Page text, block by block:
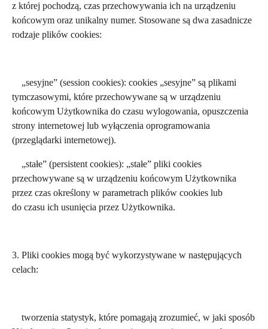
z której pochodzą, czas przechowywania ich na urządzeniu
końcowym oraz unikalny numer. Stosowane są dwa zasadnicze
rodzaje plików cookies:
„sesyjne” (session cookies): cookies „sesyjne” są plikami
tymczasowymi, które przechowywane są w urządzeniu
końcowym Użytkownika do czasu wylogowania, opuszczenia
strony internetowej lub wyłączenia oprogramowania
(przeglądarki internetowej).
„stałe” (persistent cookies): „stałe” pliki cookies
przechowywane są w urządzeniu końcowym Użytkownika
przez czas określony w parametrach plików cookies lub
do czasu ich usunięcia przez Użytkownika.
3. Pliki cookies mogą być wykorzystywane w następujących
celach:
tworzenia statystyk, które pomagają zrozumieć, w jaki sposób